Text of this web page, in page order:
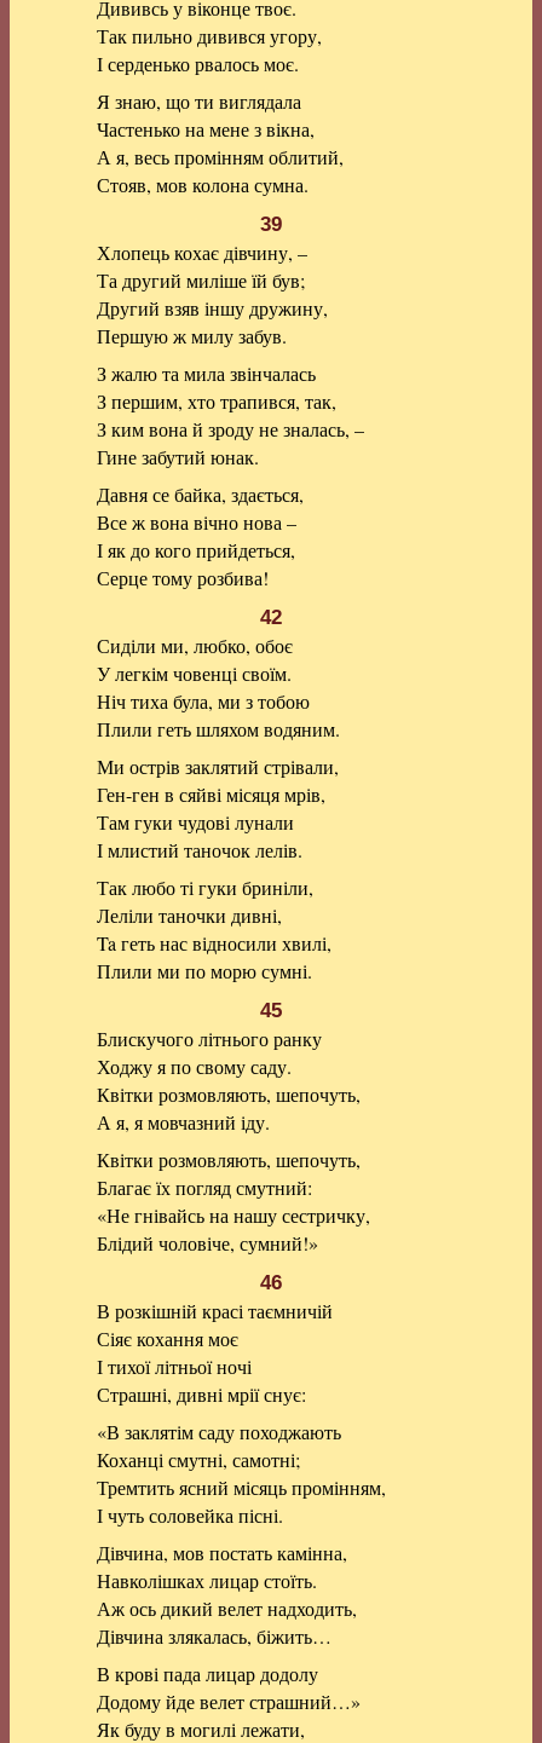
Дививсь у віконце твоє.
Так пильно дивився угору,
І серденько рвалось моє.
Я знаю, що ти виглядала
Частенько на мене з вікна,
А я, весь промінням облитий,
Стояв, мов колона сумна.
39
Хлопець кохає дівчину, –
Та другий миліше їй був;
Другий взяв іншу дружину,
Першую ж милу забув.
З жалю та мила звінчалась
З першим, хто трапився, так,
З ким вона й зроду не зналась, –
Гине забутий юнак.
Давня се байка, здається,
Все ж вона вічно нова –
І як до кого прийдеться,
Серце тому розбива!
42
Сиділи ми, любко, обоє
У легкім човенці своїм.
Ніч тиха була, ми з тобою
Плили геть шляхом водяним.
Ми острів заклятий стрівали,
Ген-ген в сяйві місяця мрів,
Там гуки чудові лунали
І млистий таночок лелів.
Так любо ті гуки бриніли,
Леліли таночки дивні,
Ta геть нас відносили хвилі,
Плили ми по морю сумні.
45
Блискучого літнього ранку
Ходжу я по свому саду.
Квітки розмовляють, шепочуть,
А я, я мовчазний іду.
Квітки розмовляють, шепочуть,
Благає їх погляд смутний:
«Не гнівайсь на нашу сестричку,
Блідий чоловіче, сумний!»
46
В розкішній красі таємничій
Сіяє кохання моє
І тихої літньої ночі
Страшні, дивні мрії снує:
«В заклятім саду походжають
Коханці смутні, самотні;
Тремтить ясний місяць промінням,
І чуть соловейка пісні.
Дівчина, мов постать камінна,
Навколішках лицар стоїть.
Аж ось дикий велет надходить,
Дівчина злякалась, біжить…
В крові пада лицар додолу
Додому йде велет страшний…»
Як буду в могилі лежати,